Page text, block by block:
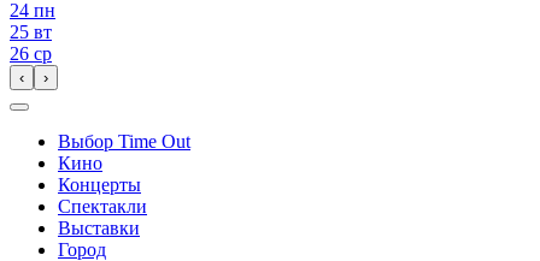
24 пн
25 вт
26 ср
‹ ›
Выбор Time Out
Кино
Концерты
Спектакли
Выставки
Город